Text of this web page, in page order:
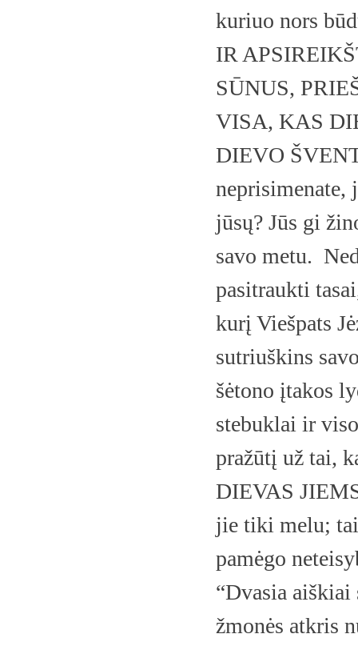
kuriuo nors
IR
SŪNUS,
VISA, KAS
DIEVO
neprisimenate,
jūsų? Jūs gi
savo metu.
pasitraukti
kurį Viešpats
sutriuškins
šėtono įtakos
stebuklai ir
pražūtį už tai,
DIEVAS
jie tiki melu;
pamėgo
“Dvasia
žmonės atkris